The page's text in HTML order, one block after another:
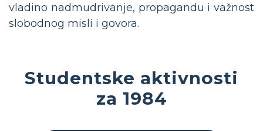
vladino nadmudrivanje, propagandu i važnost
slobodnog misli i govora.
Studentske aktivnosti
za 1984